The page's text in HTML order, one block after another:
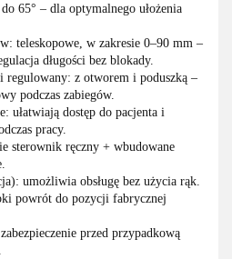
65° – dla optymalnego ułożenia
teleskopowe, w zakresie 0–90 mm –
długości bez blokady.
regulowany: z otworem i poduszką –
podczas zabiegów.
ułatwiają dostęp do pacjenta i
pracy.
sterownik ręczny + wbudowane
umożliwia obsługę bez użycia rąk.
powrót do pozycji fabrycznej
przed przypadkową